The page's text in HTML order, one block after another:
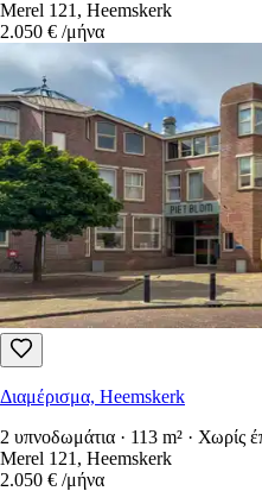
Merel 121, Heemskerk
2.050 € /μήνα
Διαμέρισμα, Heemskerk
2 υπνοδωμάτια · 113 m² · Χωρίς
Merel 121, Heemskerk
2.050 € /μήνα